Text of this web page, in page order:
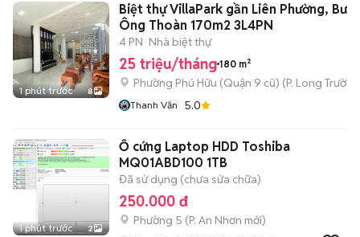
1 phút trước 8
Biệt thự VillaPark gần Liên Phường,
Ông Thoàn 170m2 3L4PN
4 PN Nhà biệt thự
25 triệu/tháng 180 m²
Phường Phú Hữu (Quận 9 cũ) (P. Long Trường
Thanh Văn 5.0
1 phút trước 2
Ổ cứng Laptop HDD Toshiba
MQ01ABD100 1TB
Đã sử dụng (chưa sửa chữa)
250.000 đ
Phường 5 (P. An Nhơn mới)